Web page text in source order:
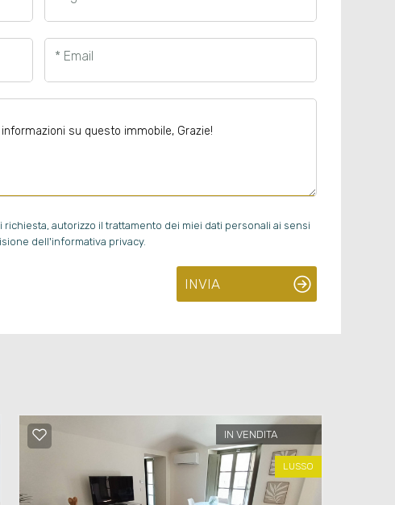
* Email
autorizzo il trattamento dei miei dati personali ai sensi
dell'informativa privacy.
INVIA
IN VENDITA
LUSSO